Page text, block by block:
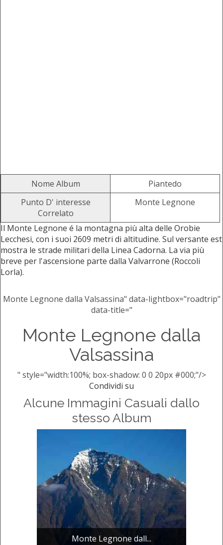
Nome Album
Piantedo
Punto D' interesse
Correlato
Monte Legnone
Il Monte Legnone é la montagna più alta delle Orobie
Lecchesi, con i suoi 2609 metri di altitudine. Sul versante est
mostra le strade militari della Linea Cadorna. La via più
breve per l'ascensione parte dalla Valvarrone (Roccoli
Lorla).
Monte Legnone dalla Valsassina" data-lightbox="roadtrip"
data-title="
Monte Legnone dalla
Valsassina
" style="width:100%; box-shadow: 0 0 20px #000;"/>
Condividi su
Alcune Immagini Casuali dallo
stesso Album
Monte Legnone dall...